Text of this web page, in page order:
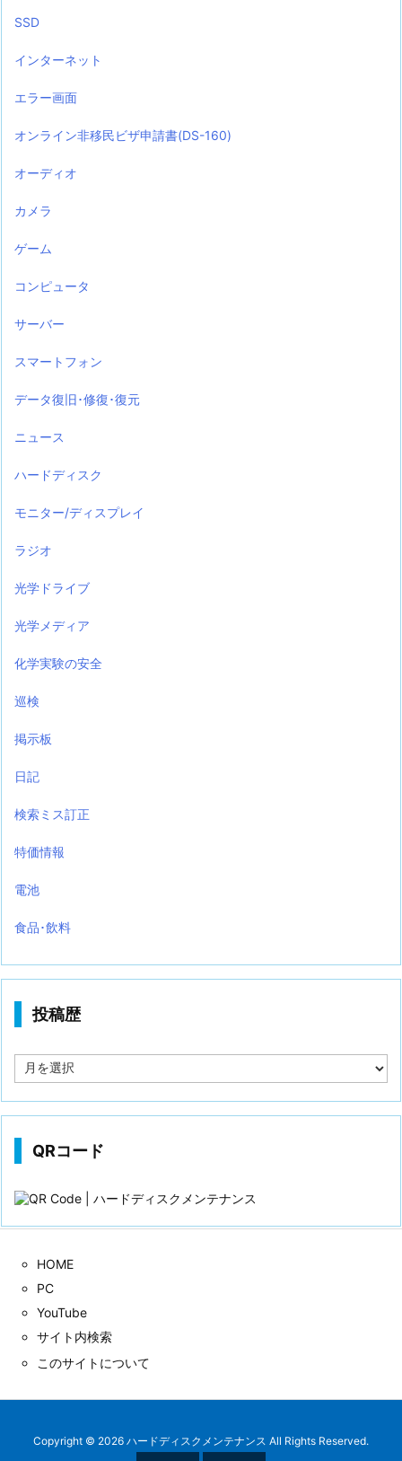
SSD
インターネット
エラー画面
オンライン非移民ビザ申請書(DS-160)
オーディオ
カメラ
ゲーム
コンピュータ
サーバー
スマートフォン
データ復旧･修復･復元
ニュース
ハードディスク
モニター/ディスプレイ
ラジオ
光学ドライブ
光学メディア
化学実験の安全
巡検
掲示板
日記
検索ミス訂正
特価情報
電池
食品･飲料
投稿歴
稿
QRコード
HOME
PC
YouTube
サイト内検索
このサイトについて
Copyright © 2026 ハードディスクメンテナンス All Rights Reserved.